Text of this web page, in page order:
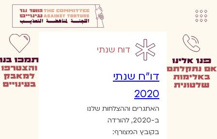
דוח שנתי
דו”ח שנתי
2020
האתגרים וההצלחות שלנו
ב-2020, להורדה
בקובץ המצורף: